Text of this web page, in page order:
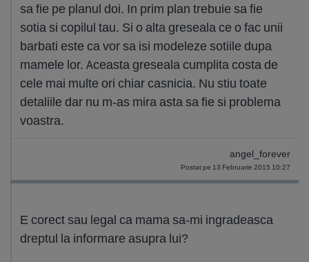
sa fie pe planul doi. In prim plan trebuie sa fie
sotia si copilul tau. Si o alta greseala ce o fac unii
barbati este ca vor sa isi modeleze sotiile dupa
mamele lor. Aceasta greseala cumplita costa de
cele mai multe ori chiar casnicia. Nu stiu toate
detaliile dar nu m-as mira asta sa fie si problema
voastra.
angel_forever
Postat pe 13 Februarie 2015 10:27
E corect sau legal ca mama sa-mi ingradeasca
dreptul la informare asupra lui?